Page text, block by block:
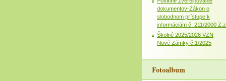
dokumentov-Zákon o
slobodnom prístupe k
informáciám č. 211/2000 Z.z
Školné 2025/2026 VZN
Nové Zámky č.1/2025
Fotoalbum